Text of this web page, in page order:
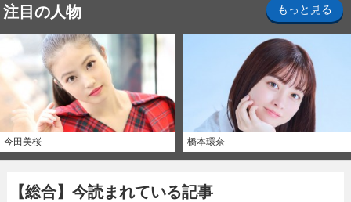
注目の人物 もっと見る
今田美桜 橋本環奈
【総合】今読まれている記事